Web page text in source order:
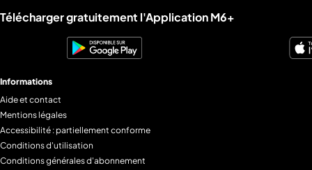
Liens utiles M6+.
Télécharger gratuitement l'Application M6+
Informations
Aide et contact
Mentions légales
Accessibilité : partiellement conforme
Conditions d'utilisation
Conditions générales d'abonnement